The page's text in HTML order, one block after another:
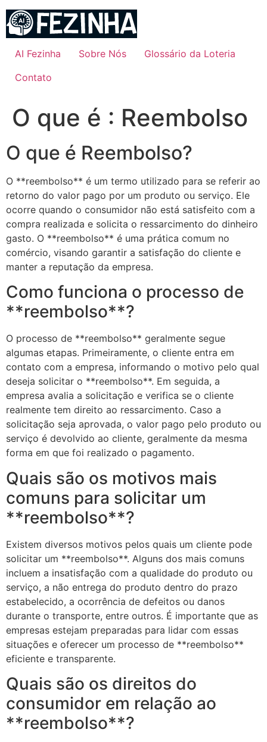
para
conteúdo
AI Fezinha Sobre Nós
Glossário da Loteria
Contato
O que é : Reembolso
O que é Reembolso?
O **reembolso** é um termo utilizado para se referir ao
retorno do valor pago por um produto ou serviço. Ele
ocorre quando o consumidor não está satisfeito com a
compra realizada e solicita o ressarcimento do dinheiro
gasto. O **reembolso** é uma prática comum no
comércio, visando garantir a satisfação do cliente e
manter a reputação da empresa.
Como funciona o processo de
**reembolso**?
O processo de **reembolso** geralmente segue
algumas etapas. Primeiramente, o cliente entra em
contato com a empresa, informando o motivo pelo qual
deseja solicitar o **reembolso**. Em seguida, a
empresa avalia a solicitação e verifica se o cliente
realmente tem direito ao ressarcimento. Caso a
solicitação seja aprovada, o valor pago pelo produto ou
serviço é devolvido ao cliente, geralmente da mesma
forma em que foi realizado o pagamento.
Quais são os motivos mais
comuns para solicitar um
**reembolso**?
Existem diversos motivos pelos quais um cliente pode
solicitar um **reembolso**. Alguns dos mais comuns
incluem a insatisfação com a qualidade do produto ou
serviço, a não entrega do produto dentro do prazo
estabelecido, a ocorrência de defeitos ou danos
durante o transporte, entre outros. É importante que as
empresas estejam preparadas para lidar com essas
situações e oferecer um processo de **reembolso**
eficiente e transparente.
Quais são os direitos do
consumidor em relação ao
**reembolso**?